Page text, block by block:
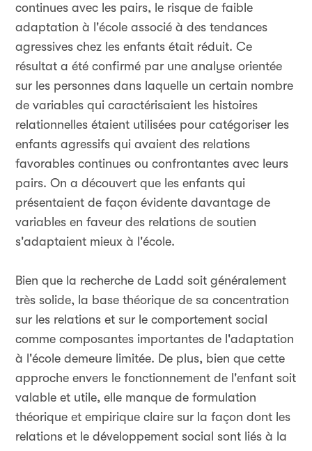
continues avec les pairs, le risque de faible
adaptation à l'école associé à des tendances
agressives chez les enfants était réduit. Ce
résultat a été confirmé par une analyse orientée
sur les personnes dans laquelle un certain nombre
de variables qui caractérisaient les histoires
relationnelles étaient utilisées pour catégoriser les
enfants agressifs qui avaient des relations
favorables continues ou confrontantes avec leurs
pairs. On a découvert que les enfants qui
présentaient de façon évidente davantage de
variables en faveur des relations de soutien
s'adaptaient mieux à l'école.
Bien que la recherche de Ladd soit généralement
très solide, la base théorique de sa concentration
sur les relations et sur le comportement social
comme composantes importantes de l'adaptation
à l'école demeure limitée. De plus, bien que cette
approche envers le fonctionnement de l'enfant soit
valable et utile, elle manque de formulation
théorique et empirique claire sur la façon dont les
relations et le développement social sont liés à la